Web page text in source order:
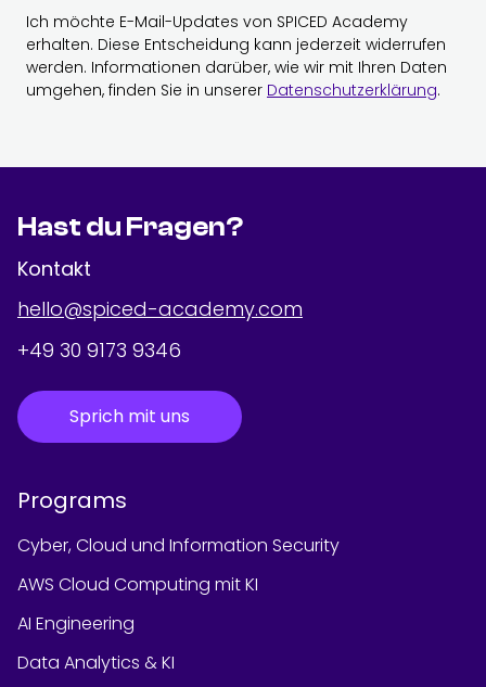
Ich möchte E-Mail-Updates von SPICED Academy
erhalten. Diese Entscheidung kann jederzeit widerrufen
werden. Informationen darüber, wie wir mit Ihren Daten
umgehen, finden Sie in unserer Datenschutzerklärung.
Hast du Fragen?
Kontakt
hello@spiced-academy.com
+49 30 9173 9346
Sprich mit uns
Programs
Cyber, Cloud und Information Security
AWS Cloud Computing mit KI
AI Engineering
Data Analytics & KI